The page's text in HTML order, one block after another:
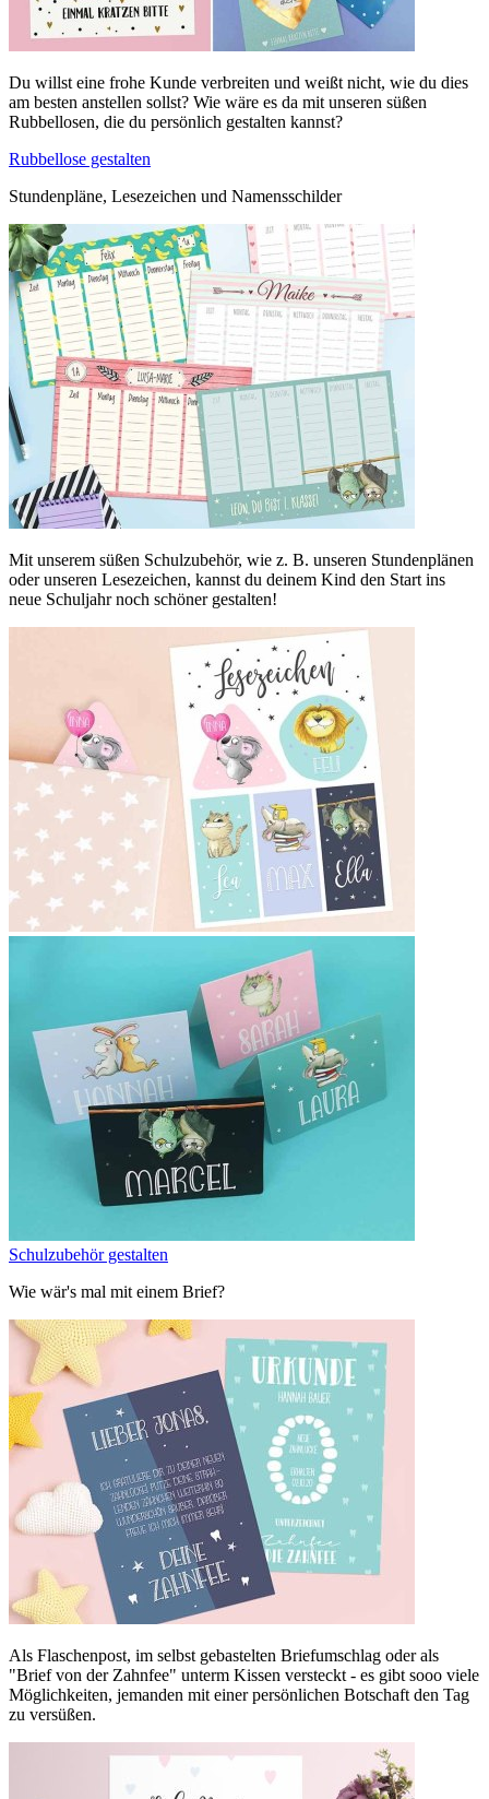
Du willst eine frohe Kunde verbreiten und weißt nicht, wie du dies
am besten anstellen sollst? Wie wäre es da mit unseren süßen
Rubbellosen, die du persönlich gestalten kannst?
Rubbellose gestalten
Stundenpläne, Lesezeichen und Namensschilder
Mit unserem süßen Schulzubehör, wie z. B. unseren Stundenplänen
oder unseren Lesezeichen, kannst du deinem Kind den Start ins
neue Schuljahr noch schöner gestalten!
Schulzubehör gestalten
Wie wär's mal mit einem Brief?
Als Flaschenpost, im selbst gebastelten Briefumschlag oder als
"Brief von der Zahnfee" unterm Kissen versteckt - es gibt sooo viele
Möglichkeiten, jemanden mit einer persönlichen Botschaft den Tag
zu versüßen.